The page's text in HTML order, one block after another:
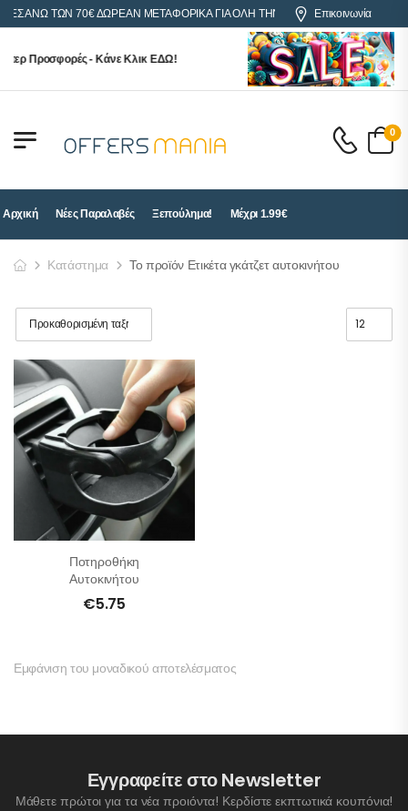
ΑΝΩ ΤΩΝ 70€ ΔΩΡΕΑΝ ΜΕΤΑΦΟΡΙΚΑ ΓΙΑ ΟΛΗ ΤΗΝ ΕΛΛΑΔΑΕπικοινωνία
Προσφορές - Κάνε Κλικ ΕΔΩ!
0
Αρχική Νέες Παραλαβές Ξεπούλημα! Μέχρι 1.99€
Κατάστημα Το προϊόν Ετικέτα γκάτζετ αυτοκινήτου
Ποτηροθήκη
Αυτοκινήτου
€5.75
Εμφάνιση του μοναδικού αποτελέσματος
Εγγραφείτε στο Newsletter
Μάθετε πρώτοι για τα νέα προιόντα! Κερδίστε εκπτωτικά κουπόνια!